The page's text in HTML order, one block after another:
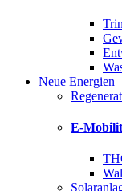
Neue Energien
E-